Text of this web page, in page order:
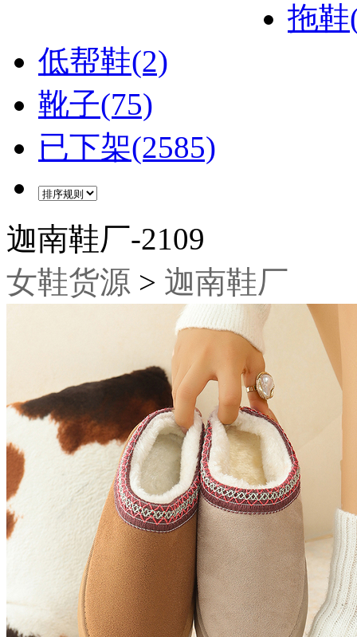
拖鞋
低帮鞋(2)
靴子(75)
已下架(2585)
迦南鞋厂-2109
女鞋货源 > 迦南鞋厂